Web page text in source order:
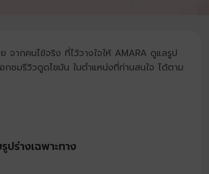
ากคนไข้จริง ที่ไว้วางใจให้ AMARA ดูแลรูป
กชมรีวิวดูดไขมัน ในตำแหน่งที่ท่านสนใจ ได้ตาม
ร่างเฉพาะทาง